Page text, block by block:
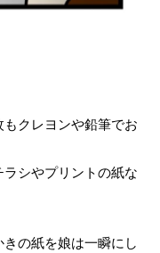
クレヨンや鉛筆でお
シやプリントの紙な
の紙を娘は一瞬にし